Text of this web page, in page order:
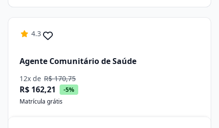
4.3
Agente Comunitário de Saúde
12x de R$ 170,75
R$ 162,21
-5%
Matrícula grátis